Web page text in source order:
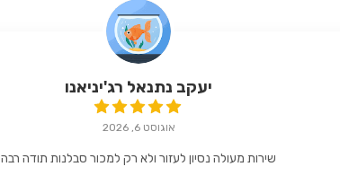
יעקב נתנאל רג'יניאנו
אוגוסט 6, 2026
שירות מעולה נסיון לעזור ולא רק למכור סבלנות תודה רבה